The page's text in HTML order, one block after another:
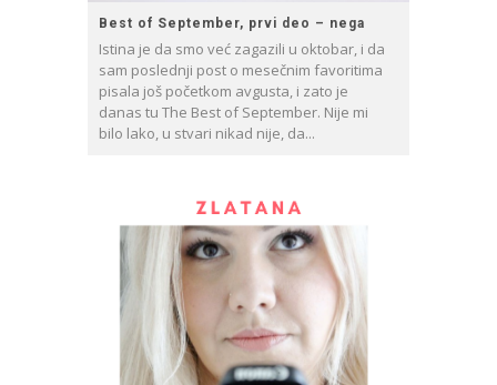
Best of September, prvi deo – nega
Istina je da smo već zagazili u oktobar, i da
sam poslednji post o mesečnim favoritima
pisala još početkom avgusta, i zato je
danas tu The Best of September. Nije mi
bilo lako, u stvari nikad nije, da...